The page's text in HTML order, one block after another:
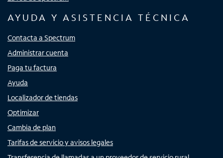
AYUDA Y ASISTENCIA TÉCNICA
Contacta a Spectrum
Administrar cuenta
Paga tu factura
Ayuda
Localizador de tiendas
Optimizar
Cambia de plan
Tarifas de servicio y avisos legales